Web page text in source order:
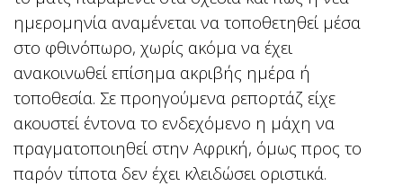
ημερομηνία αναμένεται να τοποθετηθεί μέσα
στο φθινόπωρο, χωρίς ακόμα να έχει
ανακοινωθεί επίσημα ακριβής ημέρα ή
τοποθεσία. Σε προηγούμενα ρεπορτάζ είχε
ακουστεί έντονα το ενδεχόμενο η μάχη να
πραγματοποιηθεί στην Αφρική, όμως προς το
παρόν τίποτα δεν έχει κλειδώσει οριστικά.